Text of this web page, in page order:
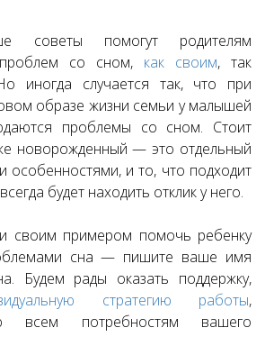
советы помогут родителям
со сном, как своим, так
иногда случается так, что при
образе жизни семьи у малышей
проблемы со сном. Стоит
новорожденный — это отдельный
особенностями, и то, что подходит
будет находить отклик у него.
своим примером помочь ребенку
сна — пишите ваше имя
Будем рады оказать поддержку,
стратегию работы,
всем потребностям вашего